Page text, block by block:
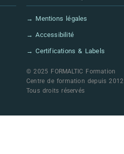
→ Mentions légales
→ Accessibilité
→ Certifications & Labels
© 2025 FORMALTIC Formation
Centre de formation depuis 2012
Tous droits réservés